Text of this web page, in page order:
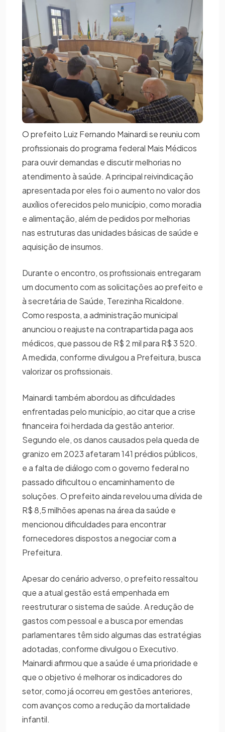
O prefeito Luiz Fernando Mainardi se reuniu com
profissionais do programa federal Mais Médicos
para ouvir demandas e discutir melhorias no
atendimento à saúde. A principal reivindicação
apresentada por eles foi o aumento no valor dos
auxílios oferecidos pelo município, como moradia
e alimentação, além de pedidos por melhorias
nas estruturas das unidades básicas de saúde e
aquisição de insumos.
Durante o encontro, os profissionais entregaram
um documento com as solicitações ao prefeito e
à secretária de Saúde, Terezinha Ricaldone.
Como resposta, a administração municipal
anunciou o reajuste na contrapartida paga aos
médicos, que passou de R$ 2 mil para R$ 3 520.
A medida, conforme divulgou a Prefeitura, busca
valorizar os profissionais.
Mainardi também abordou as dificuldades
enfrentadas pelo município, ao citar que a crise
financeira foi herdada da gestão anterior.
Segundo ele, os danos causados pela queda de
granizo em 2023 afetaram 141 prédios públicos,
e a falta de diálogo com o governo federal no
passado dificultou o encaminhamento de
soluções. O prefeito ainda revelou uma dívida de
R$ 8,5 milhões apenas na área da saúde e
mencionou dificuldades para encontrar
fornecedores dispostos a negociar com a
Prefeitura.
Apesar do cenário adverso, o prefeito ressaltou
que a atual gestão está empenhada em
reestruturar o sistema de saúde. A redução de
gastos com pessoal e a busca por emendas
parlamentares têm sido algumas das estratégias
adotadas, conforme divulgou o Executivo.
Mainardi afirmou que a saúde é uma prioridade e
que o objetivo é melhorar os indicadores do
setor, como já ocorreu em gestões anteriores,
com avanços como a redução da mortalidade
infantil.